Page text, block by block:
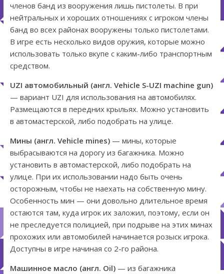
членов банд из вооружения лишь пистолеты. В при
нейтральных и хороших отношениях с игроком члены
банд во всех районах вооружены только пистолетами.
В игре есть несколько видов оружия, которые можно
использовать только вкупе с каким-либо транспортным
средством.
UZI автомобильный (англ. Vehicle S-UZI machine gun)
— вариант UZI для использования на автомобилях.
Размещаются в передних крыльях. Можно установить
в автомастерской, либо подобрать на улице.
Мины (англ. Vehicle mines)— мины, которые
выбрасываются на дорогу из багажника. Можно
установить в автомастерской, либо подобрать на
улице. При их использовании надо быть очень
осторожным, чтобы не наехать на собственную мину.
Особенность мин — они довольно длительное время
остаются там, куда игрок их заложил, поэтому, если он
не преследуется полицией, при подрыве на этих минах
прохожих или автомобилей начинается розыск игрока.
Доступны в игре начиная со 2-го района.
Машинное масло (англ. Oil)— из багажника